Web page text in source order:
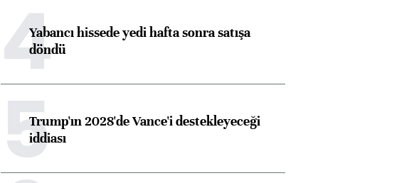
4Yabancı hissede yedi hafta sonra satışa
döndü
5Trump'ın 2028'de Vance'i destekleyeceği
iddiası